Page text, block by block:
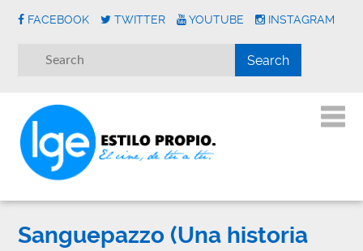
FACEBOOK TWITTER YOUTUBE INSTAGRAM
Sanguepazzo (Una historia